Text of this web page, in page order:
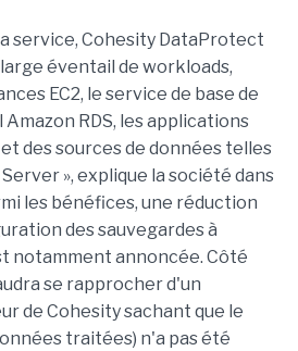
a service, Cohesity DataProtect
éventail de workloads,
EC2, le service de base de
RDS, les applications
des sources de données telles
», explique la société dans
les bénéfices, une réduction
des sauvegardes à
notamment annoncée. Côté
se rapprocher d'un
de Cohesity sachant que le
traitées) n'a pas été